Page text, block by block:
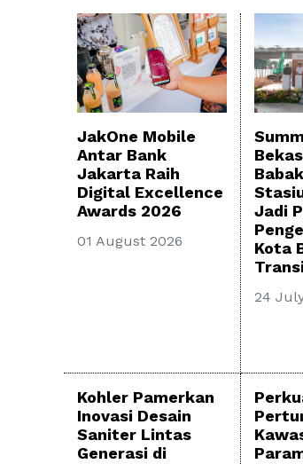
JakOne Mobile
Antar Bank
Jakarta Raih
Digital Excellence
Awards 2026
01 August 2026
Jadi
Kota
24
Kohler Pamerkan
Inovasi Desain
Saniter Lintas
Generasi di